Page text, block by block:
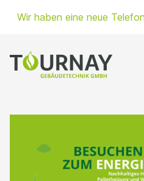
InhaltWir haben eine neue